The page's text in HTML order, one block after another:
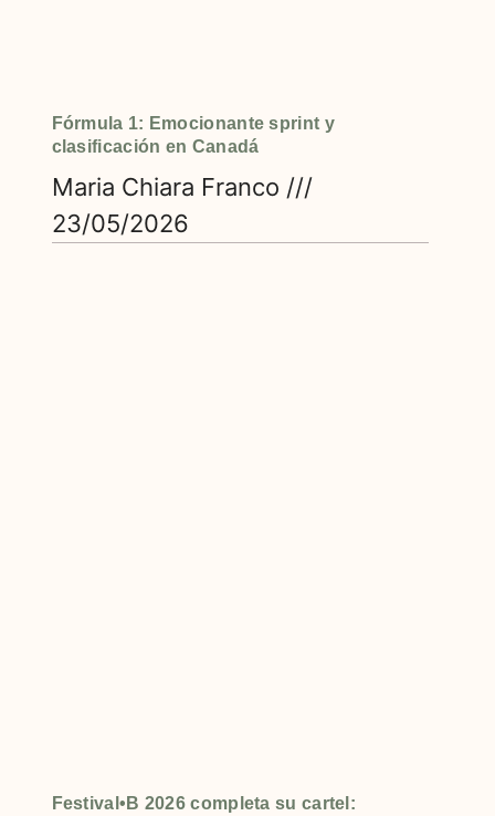
Fórmula 1: Emocionante sprint y
clasificación en Canadá
Maria Chiara Franco
23/05/2026
Festival•B 2026 completa su cartel: